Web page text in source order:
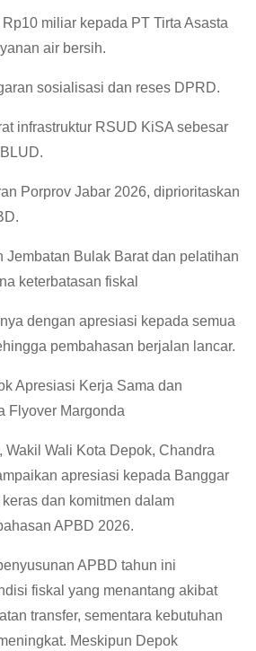
miliar kepada PT Tirta Asasta
air bersih.
sosialisasi dan reses DPRD.
infrastruktur RSUD KiSA sebesar
Porprov Jabar 2026, diprioritaskan
Jembatan Bulak Barat dan pelatihan
keterbatasan fiskal
dengan apresiasi kepada semua
pembahasan berjalan lancar.
Apresiasi Kerja Sama dan
Flyover Margonda
Wakil Wali Kota Depok, Chandra
apresiasi kepada Banggar
dan komitmen dalam
APBD 2026.
APBD tahun ini
fiskal yang menantang akibat
transfer, sementara kebutuhan
Meskipun Depok